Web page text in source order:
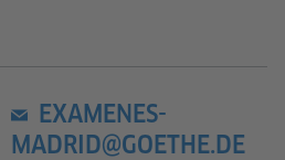
EXAMENES-
MADRID@GOETHE.DE